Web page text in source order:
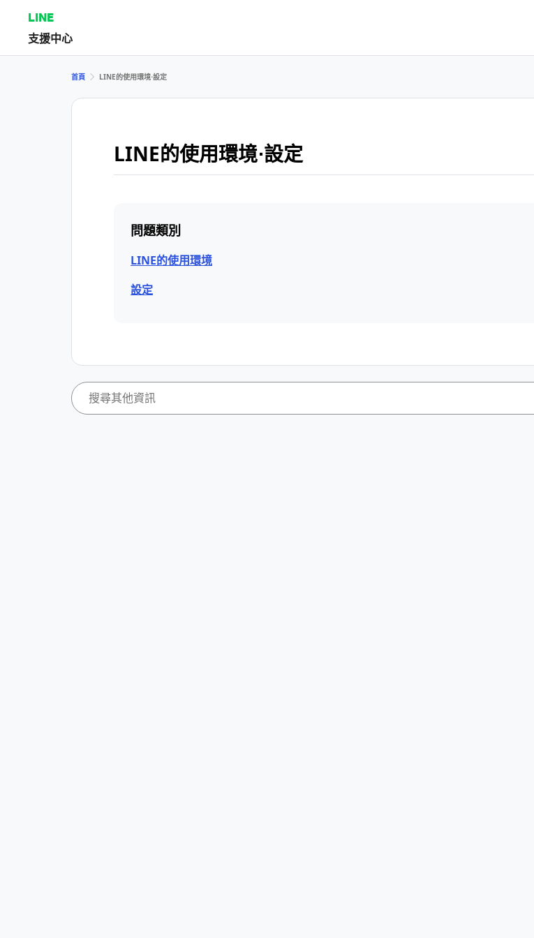
LINE
支援中心
首頁 LINE的使用環境⋅設定
LINE的使用環境⋅設定
問題類別
LINE的使用環境
設定